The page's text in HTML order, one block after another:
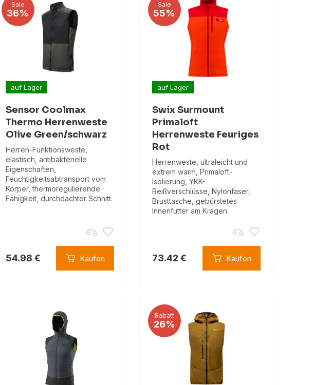
Sale
36%
auf Lager
Sensor Coolmax
Thermo Herrenweste
Olive Green/schwarz
Herren-Funktionsweste,
elastisch, antibakterielle
Eigenschaften,
Feuchtigkeitsabtransport vom
Körper, thermoregulierende
Fähigkeit, durchdachter Schnitt.
54.98 € Kaufen
Sale
55%
auf Lager
Swix Surmount
Primaloft
Herrenweste Feuriges
Rot
Herrenweste, ultraleicht und
extrem warm, Primaloft-
Isolierung, YKK-
Reißverschlüsse, Nylonfaser,
Brusttasche, gebürstetes
Innenfutter am Kragen.
73.42 € Kaufen
Rabatt
26%